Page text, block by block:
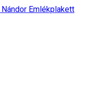
Emlékplakett